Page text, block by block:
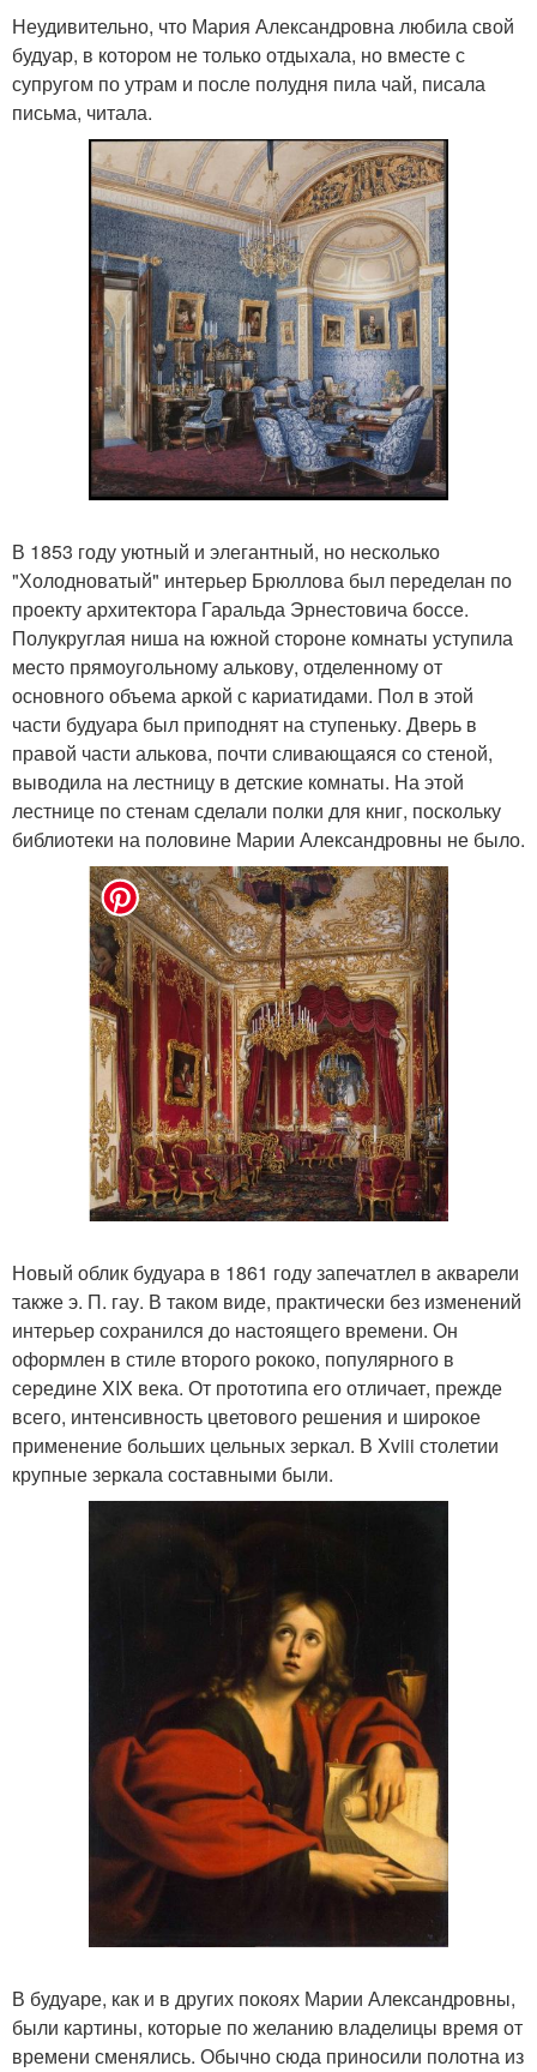
Неудивительно, что Мария Александровна любила свой
будуар, в котором не только отдыхала, но вместе с
супругом по утрам и после полудня пила чай, писала
письма, читала.
В 1853 году уютный и элегантный, но несколько
"Холодноватый" интерьер Брюллова был переделан по
проекту архитектора Гаральда Эрнестовича боссе.
Полукруглая ниша на южной стороне комнаты уступила
место прямоугольному алькову, отделенному от
основного объема аркой с кариатидами. Пол в этой
части будуара был приподнят на ступеньку. Дверь в
правой части алькова, почти сливающаяся со стеной,
выводила на лестницу в детские комнаты. На этой
лестнице по стенам сделали полки для книг, поскольку
библиотеки на половине Марии Александровны не было.
Новый облик будуара в 1861 году запечатлел в акварели
также э. П. гау. В таком виде, практически без изменений
интерьер сохранился до настоящего времени. Он
оформлен в стиле второго рококо, популярного в
середине XIX века. От прототипа его отличает, прежде
всего, интенсивность цветового решения и широкое
применение больших цельных зеркал. В Xviii столетии
крупные зеркала составными были.
В будуаре, как и в других покоях Марии Александровны,
были картины, которые по желанию владелицы время от
времени сменялись. Обычно сюда приносили полотна из